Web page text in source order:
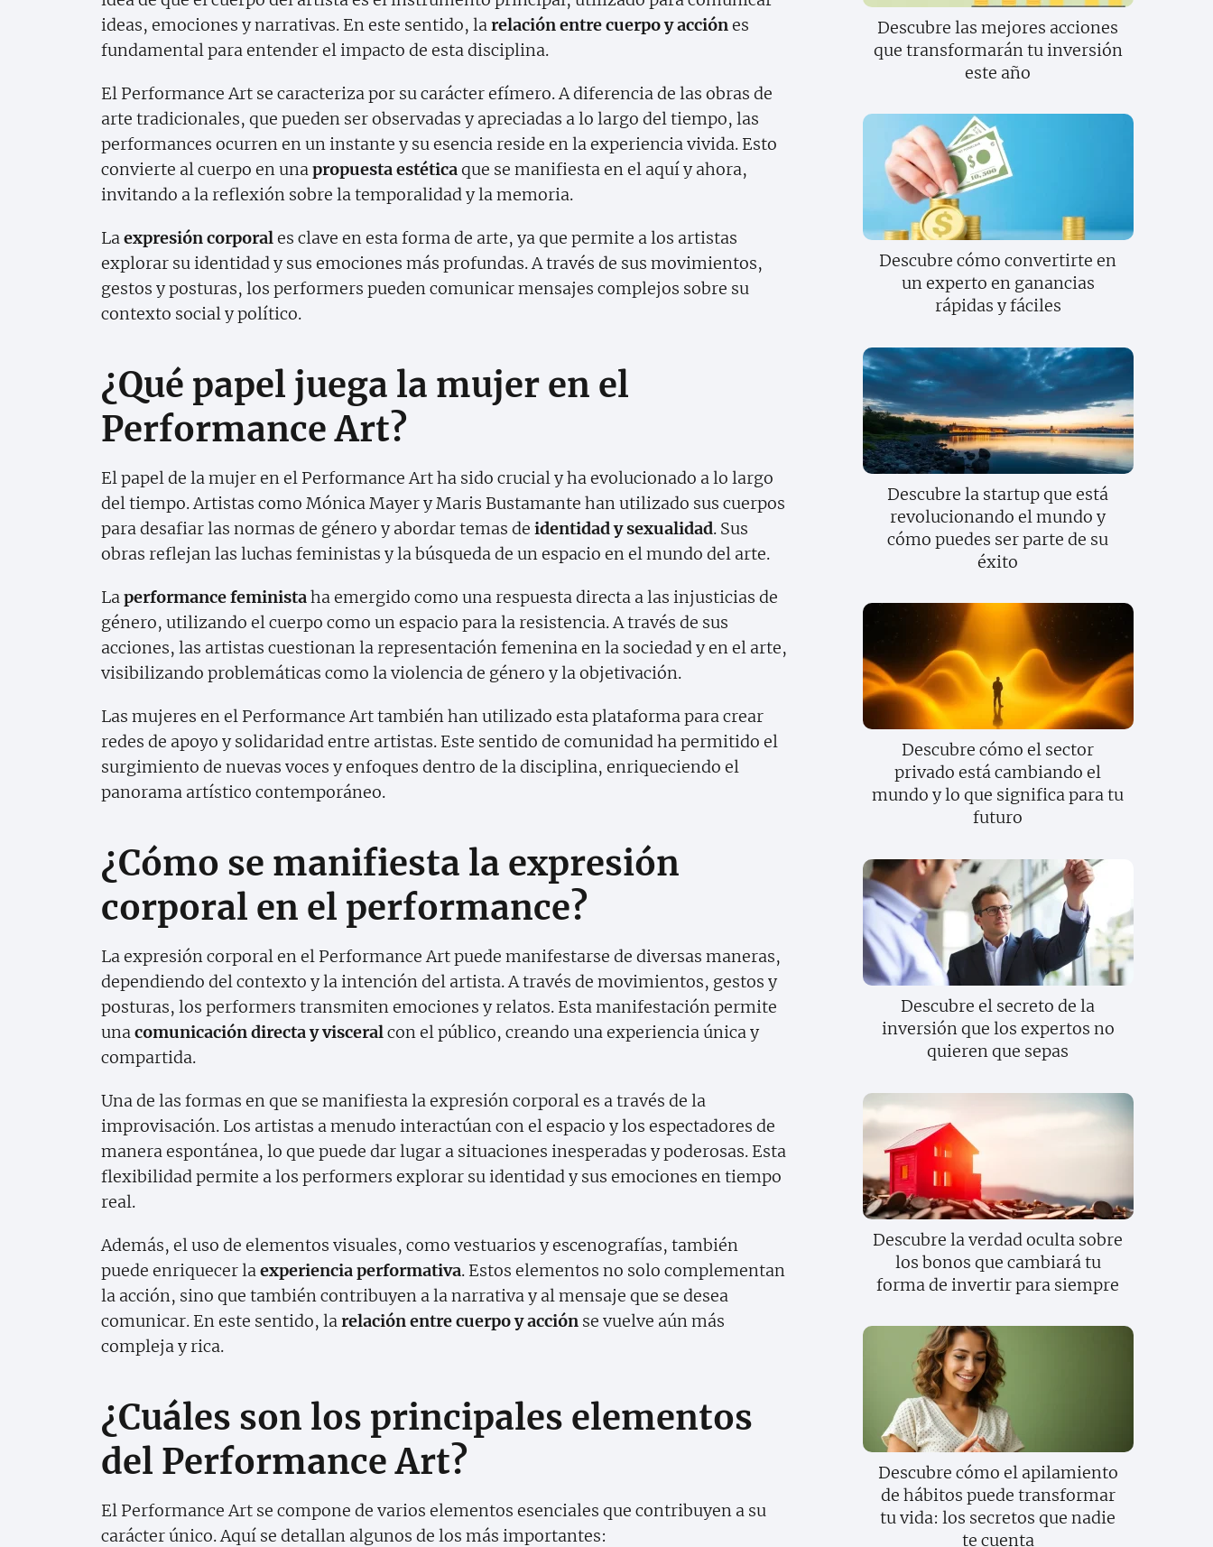
ideas, emociones y narrativas. En este sentido, la relación entre cuerpo y acciónes
fundamental para entender el impacto de esta disciplina.
El Performance Art se caracteriza por su carácter efímero. A diferencia de las obras de
arte tradicionales, que pueden ser observadas y apreciadas a lo largo del tiempo, las
performances ocurren en un instante y su esencia reside en la experiencia vivida. Esto
convierte al cuerpo en una propuesta estéticaque se manifiesta en el aquí y ahora,
invitando a la reflexión sobre la temporalidad y la memoria.
La expresión corporal es clave en esta forma de arte, ya que permite a los artistas
explorar su identidad y sus emociones más profundas. A través de sus movimientos,
gestos y posturas, los performers pueden comunicar mensajes complejos sobre su
contexto social y político.
¿Qué papel juega la mujer en el
Performance Art?
El papel de la mujer en el Performance Art ha sido crucial y ha evolucionado a lo largo
del tiempo. Artistas como Mónica Mayer y Maris Bustamante han utilizado sus cuerpos
para desafiar las normas de género y abordar temas de identidad y sexualidad. Sus
obras reflejan las luchas feministas y la búsqueda de un espacio en el mundo del arte.
La performance feministaha emergido como una respuesta directa a las injusticias de
género, utilizando el cuerpo como un espacio para la resistencia. A través de sus
acciones, las artistas cuestionan la representación femenina en la sociedad y en el arte,
visibilizando problemáticas como la violencia de género y la objetivación.
Las mujeres en el Performance Art también han utilizado esta plataforma para crear
redes de apoyo y solidaridad entre artistas. Este sentido de comunidad ha permitido el
surgimiento de nuevas voces y enfoques dentro de la disciplina, enriqueciendo el
panorama artístico contemporáneo.
¿Cómo se manifiesta la expresión
corporal en el performance?
La expresión corporal en el Performance Art puede manifestarse de diversas maneras,
dependiendo del contexto y la intención del artista. A través de movimientos, gestos y
posturas, los performers transmiten emociones y relatos. Esta manifestación permite
una comunicación directa y visceral con el público, creando una experiencia única y
compartida.
Una de las formas en que se manifiesta la expresión corporal es a través de la
improvisación. Los artistas a menudo interactúan con el espacio y los espectadores de
manera espontánea, lo que puede dar lugar a situaciones inesperadas y poderosas. Esta
flexibilidad permite a los performers explorar su identidad y sus emociones en tiempo
real.
Además, el uso de elementos visuales, como vestuarios y escenografías, también
puede enriquecer la experiencia performativa. Estos elementos no solo complementan
la acción, sino que también contribuyen a la narrativa y al mensaje que se desea
comunicar. En este sentido, la relación entre cuerpo y acción se vuelve aún más
compleja y rica.
¿Cuáles son los principales elementos
del Performance Art?
El Performance Art se compone de varios elementos esenciales que contribuyen a su
carácter único. Aquí se detallan algunos de los más importantes:
Descubre las mejores acciones
que transformarán tu inversión
este año
Descubre cómo convertirte en
un experto en ganancias
rápidas y fáciles
Descubre la startup que está
revolucionando el mundo y
cómo puedes ser parte de su
éxito
Descubre cómo el sector
privado está cambiando el
mundo y lo que significa para tu
futuro
Descubre el secreto de la
inversión que los expertos no
quieren que sepas
Descubre la verdad oculta sobre
los bonos que cambiará tu
forma de invertir para siempre
Descubre cómo el apilamiento
de hábitos puede transformar
tu vida: los secretos que nadie
te cuenta